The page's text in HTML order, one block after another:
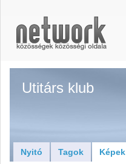
Utitárs klub
Nyitó Tagok Képek